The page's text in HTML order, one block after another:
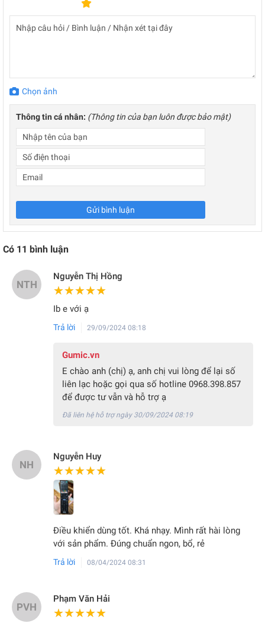
Chọn ảnh
Thông tin cá nhân: (Thông tin của bạn luôn được bảo mật)
Gửi bình luận
Có 11 bình luận
NTH
Nguyễn Thị Hồng
★★★★★
★★★★★
Ib e với ạ
Trả lời 29/09/2024 08:18
Gumic.vn
E chào anh (chị) ạ, anh chị vui lòng để lại số
liên lạc hoặc gọi qua số hotline 0968.398.857
để được tư vẫn và hỗ trợ ạ
Đã liên hệ hỗ trợ ngày 30/09/2024 08:19
NH
Nguyễn Huy
★★★★★
★★★★★
Điều khiển dùng tốt. Khá nhạy. Mình rất hài lòng
với sản phẩm. Đúng chuẩn ngon, bổ, rẻ
Trả lời 08/04/2024 08:31
PVH
Phạm Văn Hải
★★★★★
★★★★★